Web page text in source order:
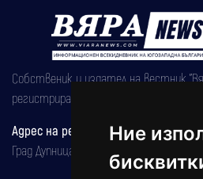
Ние
Собственик и издател на вестник
регистрирана на 08.05.2002 година.
Адрес на редакцията
Град Дупница, ул.''Христо Ботев" 43